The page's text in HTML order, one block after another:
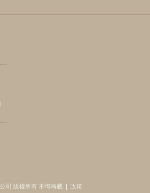
司 版權所有 不得轉載 政策